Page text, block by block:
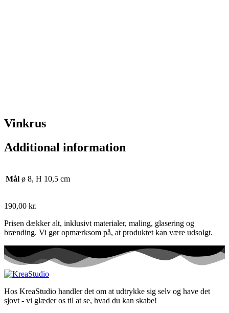
Vinkrus
Additional information
Mål ø 8, H 10,5 cm
190,00 kr.
Prisen dækker alt, inklusivt materialer, maling, glasering og
brænding. Vi gør opmærksom på, at produktet kan være udsolgt.
Hos KreaStudio handler det om at udtrykke sig selv og have det
sjovt - vi glæder os til at se, hvad du kan skabe!